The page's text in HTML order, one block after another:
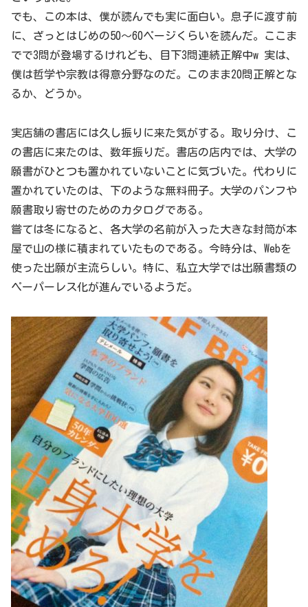
でも、この本は、僕が読んでも実に面白い。息子に渡す前
に、ざっとはじめの50〜60ページくらいを読んだ。ここま
でで3問が登場するけれども、目下3問連続正解中w 実は、
僕は哲学や宗教は得意分野なのだ。このまま20問正解とな
るか、どうか。
実店舗の書店には久し振りに来た気がする。取り分け、こ
の書店に来たのは、数年振りだ。書店の店内では、大学の
願書がひとつも置かれていないことに気づいた。代わりに
置かれていたのは、下のような無料冊子。大学のパンフや
願書取り寄せのためのカタログである。
嘗ては冬になると、各大学の名前が入った大きな封筒が本
屋で山の様に積まれていたものである。今時分は、Webを
使った出願が主流らしい。特に、私立大学では出願書類の
ペーパーレス化が進んでいるようだ。